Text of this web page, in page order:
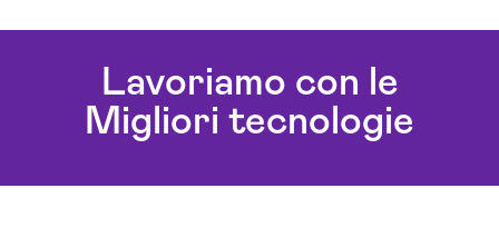
Lavoriamo con le
Migliori tecnologie